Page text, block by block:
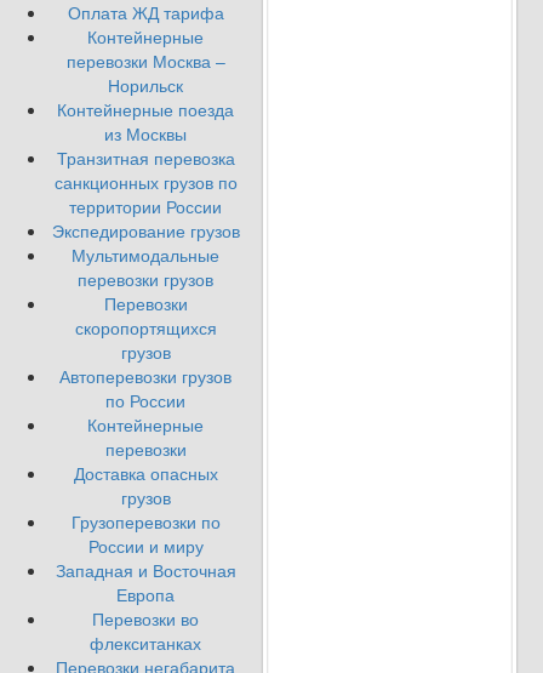
Оплата ЖД тарифа
Контейнерные
перевозки Москва –
Норильск
Контейнерные поезда
из Москвы
Транзитная перевозка
санкционных грузов по
территории России
Экспедирование грузов
Мультимодальные
перевозки грузов
Перевозки
скоропортящихся
грузов
Автоперевозки грузов
по России
Контейнерные
перевозки
Доставка опасных
грузов
Грузоперевозки по
России и миру
Западная и Восточная
Европа
Перевозки во
флекситанках
Перевозки негабарита